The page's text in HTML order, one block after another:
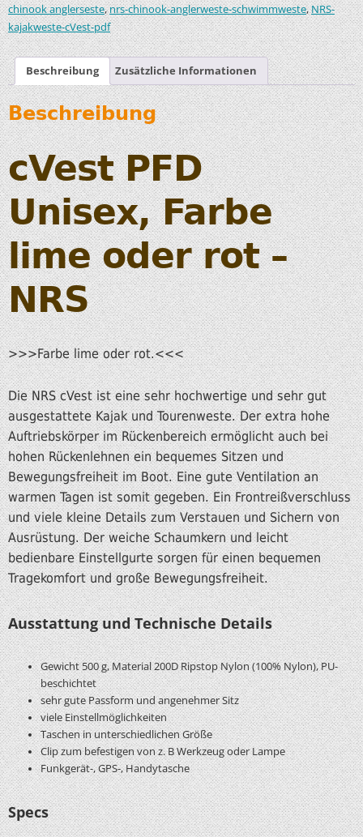
chinook anglerseste,nrs-chinook-anglerweste-schwimmweste,NRS-
kajakweste-cVest-pdf
Beschreibung Zusätzliche Informationen
Beschreibung
cVest PFD
Unisex,Farbe
lime oder rot –
NRS
>>>Farbe lime oder rot.<<<
Die NRS cVest ist eine sehr hochwertige und sehr gut
ausgestattete Kajak und Tourenweste. Der extra hohe
Auftriebskörper im Rückenbereich ermöglicht auch bei
hohen Rückenlehnen ein bequemes Sitzen und
Bewegungsfreiheit im Boot. Eine gute Ventilation an
warmen Tagen ist somit gegeben. Ein Frontreißverschluss
und viele kleine Details zum Verstauen und Sichern von
Ausrüstung. Der weiche Schaumkern und leicht
bedienbare Einstellgurte sorgen für einen bequemen
Tragekomfort und große Bewegungsfreiheit.
Ausstattung und Technische Details
Gewicht 500 g, Material 200D Ripstop Nylon (100% Nylon), PU-
beschichtet
sehr gute Passform und angenehmer Sitz
viele Einstellmöglichkeiten
Taschen in unterschiedlichen Größe
Clip zum befestigen von z. B Werkzeug oder Lampe
Funkgerät-, GPS-, Handytasche
Specs